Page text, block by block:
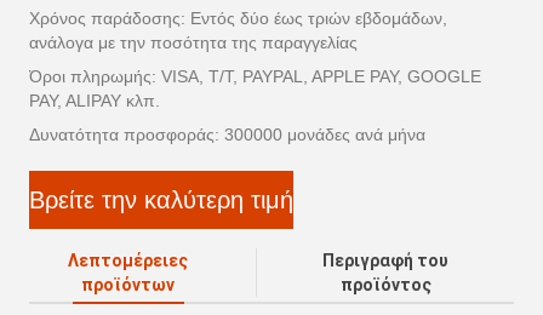
Χρόνος παράδοσης: Εντός δύο έως τριών εβδομάδων,
ανάλογα με την ποσότητα της παραγγελίας
Όροι πληρωμής: VISA, T/T, PAYPAL, APPLE PAY, GOOGLE
PAY, ALIPAY κλπ.
Δυνατότητα προσφοράς: 300000 μονάδες ανά μήνα
Βρείτε την καλύτερη τιμή
Λεπτομέρειες
προϊόντων
Περιγραφή του
προϊόντος